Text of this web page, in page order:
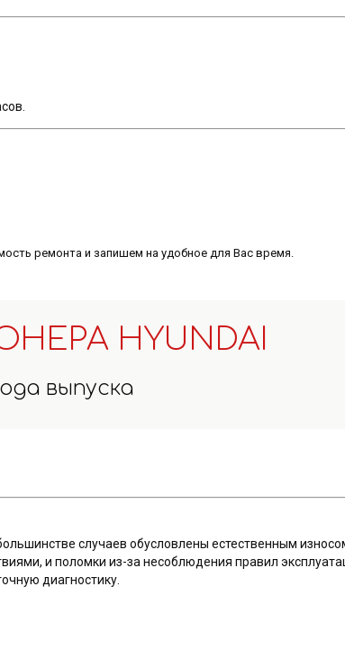
ремонта и запишем на удобное для Вас время.
HYUNDAI
выпуска
случаев обусловлены естественным
и поломки из-за несоблюдения правил
диагностику.